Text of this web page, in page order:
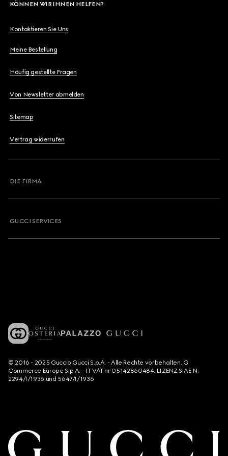
KÖNNEN WIR IHNEN HELFEN?
Kontaktieren Sie Uns
Meine Bestellung
Häufig gestellte Fragen
Von Newsletter abmelden
Sitemap
Vertrag widerrufen
DIE FIRMA
GUCCI SERVICES
© 2016 - 2025 Guccio Gucci S.p.A. - Alle Rechte vorbehalten. G
Commerce Europe S.p.A. - IT VAT nr 05142860484. LIZENZ SIAE N.
2294/I/1936 und 5647/I/1936